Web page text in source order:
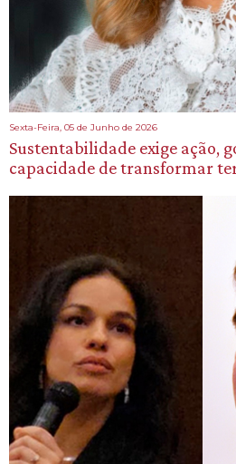
Sexta-Feira, 05 de Junho de 2026
Sustentabilidade exige ação,
capacidade de transformar